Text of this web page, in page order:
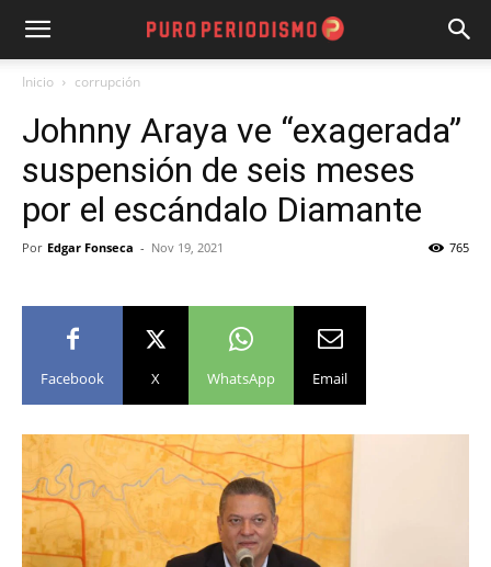
Inicio corrupción
Johnny Araya ve “exagerada”
suspensión de seis meses
por el escándalo Diamante
Por Edgar Fonseca - Nov 19, 2021 765
Facebook X WhatsApp Email